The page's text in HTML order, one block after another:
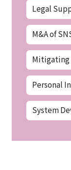
Legal
M&A of
Mitigating
Personal
System